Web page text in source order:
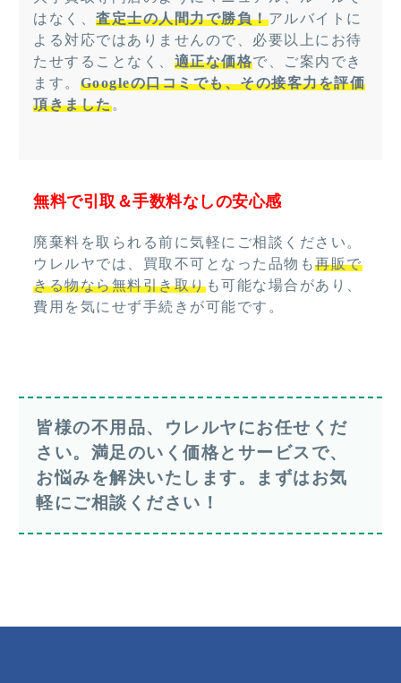
はなく、 査定士の人間力で勝負！アルバイトに
よる対応ではありませんので、必要以上にお待
たせすることなく、 適正な価格で、ご案内でき
ます。 Googleの口コミでも、その接客力を評価
頂きました。
無料で引取＆手数料なしの安心感
廃棄料を取られる前に気軽にご相談ください。
ウレルヤでは、買取不可となった品物も再販で
きる物なら無料引き取りも可能な場合があり、
費用を気にせず手続きが可能です。
皆様の不用品、ウレルヤにお任せくだ
さい。満足のいく価格とサービスで、
お悩みを解決いたします。まずはお気
軽にご相談ください！